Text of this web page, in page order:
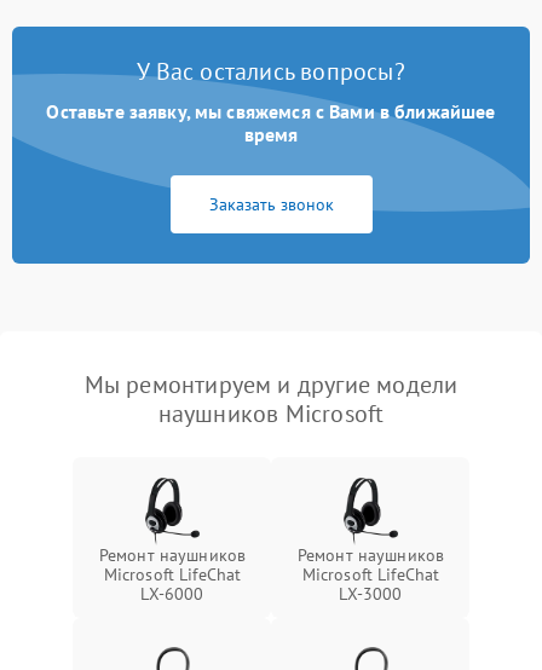
У Вас остались вопросы?
Оставьте заявку, мы свяжемся с Вами в ближайшее
время
Заказать звонок
Мы ремонтируем и другие модели
наушников Microsoft
Ремонт наушников
Microsoft LifeChat
LX-6000
Ремонт наушников
Microsoft LifeChat
LX-3000